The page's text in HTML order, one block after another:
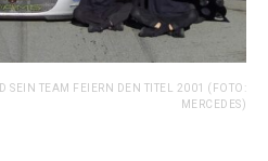
SEIN TEAM FEIERN DEN TITEL 2001 (FOTO:
MERCEDES)